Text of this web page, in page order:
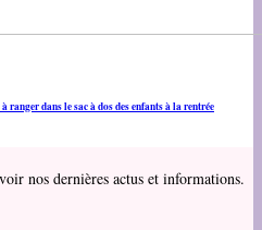
ranger dans le sac à dos des enfants à la rentrée
nos dernières actus et informations.